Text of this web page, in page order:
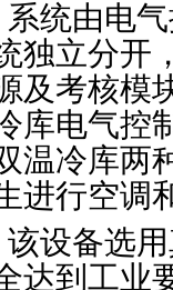
系统由电
独立分开
及考核模
库电气控
温冷库两
进行空调
该设备选
达到工业